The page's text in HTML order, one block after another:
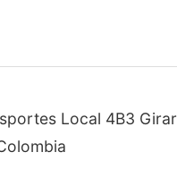
Local 4B3